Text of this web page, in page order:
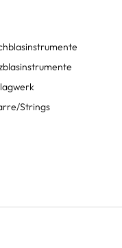
Strings